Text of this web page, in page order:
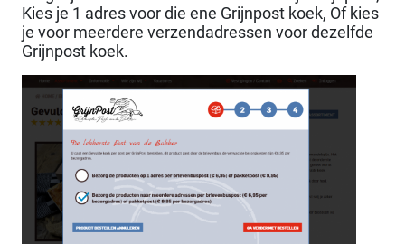
Kies je 1 adres voor die ene Grijnpost koek, Of kies
je voor meerdere verzendadressen voor dezelfde
Grijnpost koek.